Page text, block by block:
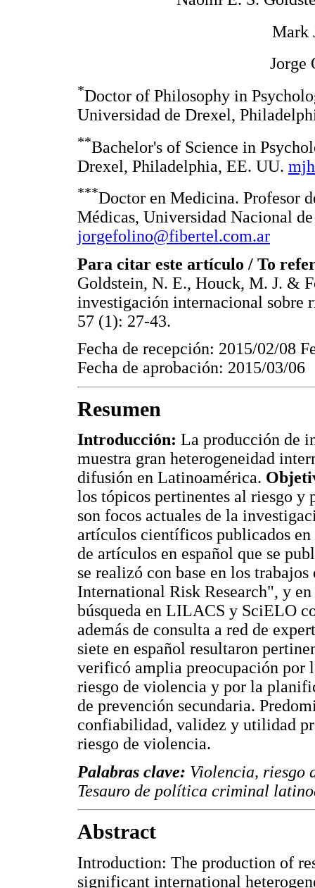
Mark
Jorge
*Doctor of Philosophy in
Universidad de Drexel,
**Bachelor's of Science in
Drexel, Philadelphia, EE. UU.
***Doctor en Medicina. Profesor
Médicas, Universidad Nacional
jorgefolino@fibertel.com.ar
Para citar este artículo / To
Goldstein, N. E., Houck, M. J. &
investigación internacional sobre
57 (1): 27-43.
Fecha de recepción: 2015/02/08
Fecha de aprobación: 2015/03/06
Resumen
Introducción: La producción de
muestra gran heterogeneidad
difusión en Latinoamérica.
los tópicos pertinentes al riesgo y
son focos actuales de la
artículos científicos publicados
de artículos en español que se
se realizó con base en los
International Risk Research", y
búsqueda en LILACS y SciELO
además de consulta a red de
siete en español resultaron
verificó amplia preocupación por
riesgo de violencia y por la
de prevención secundaria.
confiabilidad, validez y utilidad
riesgo de violencia.
Palabras clave: Violencia, riesgo
Tesauro de política criminal
Abstract
Introduction: The production of
significant international